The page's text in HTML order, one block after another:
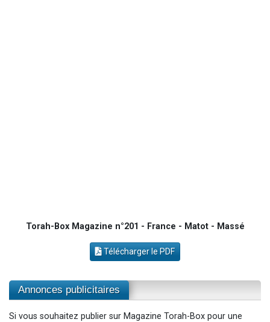
Torah-Box Magazine n°201 - France - Matot - Massé
Télécharger le PDF
Annonces publicitaires
Si vous souhaitez publier sur Magazine Torah-Box pour une